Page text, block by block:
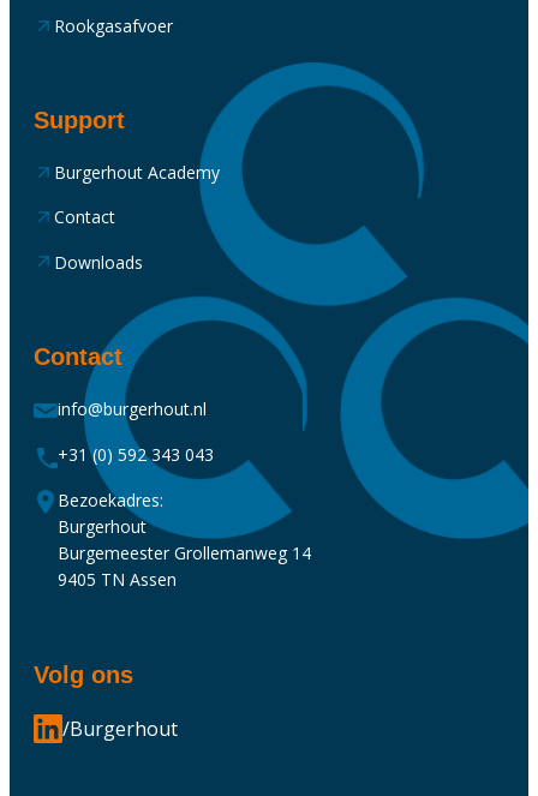
Rookgasafvoer
Support
Burgerhout Academy
Contact
Downloads
Contact
info@burgerhout.nl
+31 (0) 592 343 043
Bezoekadres:
Burgerhout
Burgemeester Grollemanweg 14
9405 TN Assen
Volg ons
/Burgerhout